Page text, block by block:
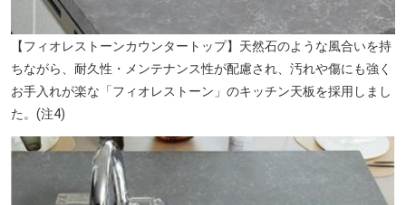
【フィオレストーンカウンタートップ】天然石のような風合いを持
ちながら、耐久性・メンテナンス性が配慮され、汚れや傷にも強く
お手入れが楽な「フィオレストーン」のキッチン天板を採用しまし
た。(注4)